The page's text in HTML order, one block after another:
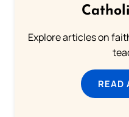
Explore articles on
READ